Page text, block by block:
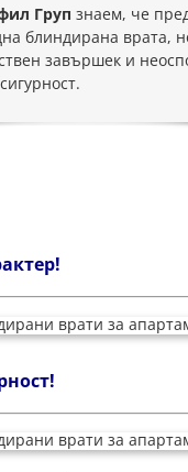
Груп знаем, че
блиндирана врата,
завършек и